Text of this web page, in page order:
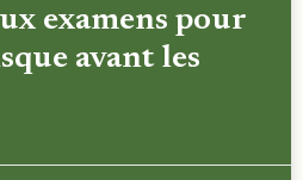
examens pour
avant les